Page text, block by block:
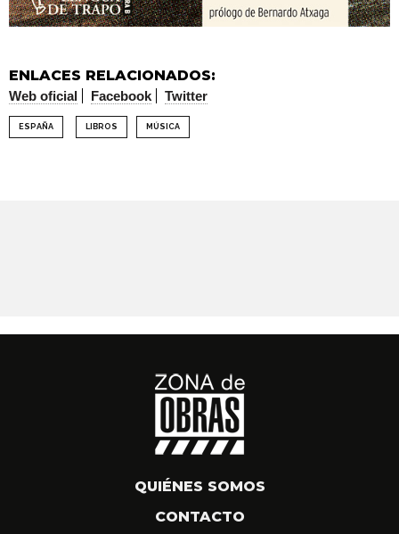
ENLACES RELACIONADOS:
Web oficial Facebook Twitter
ESPAÑA LIBROS MÚSICA
QUIÉNES SOMOS
CONTACTO